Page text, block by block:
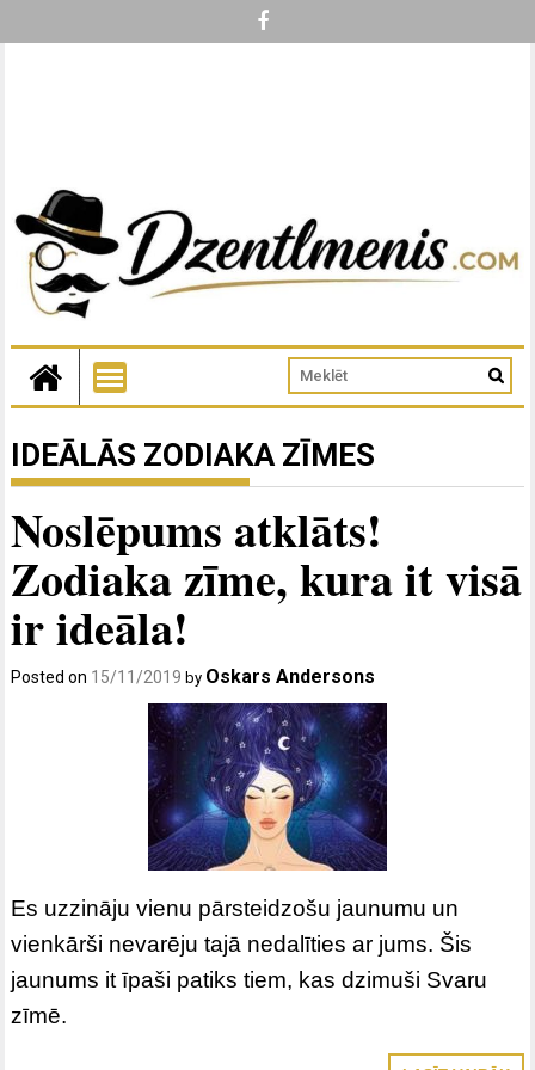
IDEĀLĀS ZODIAKA ZĪMES
Noslēpums atklāts!
Zodiaka zīme, kura it visā
ir ideāla!
Posted on 15/11/2019 by Oskars Andersons
Es uzzināju vienu pārsteidzošu jaunumu un
vienkārši nevarēju tajā nedalīties ar jums. Šis
jaunums it īpaši patiks tiem, kas dzimuši Svaru
zīmē.